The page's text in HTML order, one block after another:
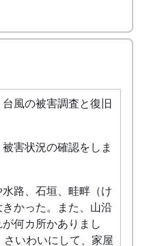
写真をアルバムとし
っちの方が見やすい
- 2011-10-16 大学生
で、お宮さんのふも
す。
曳山車（ひきやま）
をかけて、公会堂か
ります。みなさん、
う一つのお楽しみ、
白いんだ。すごく興
、秋祭の準備と宵宮
風の被害調査と復旧
害状況の確認をしま
路、石垣、畦畔（け
かった。また、山沿
何カ所かありまし
いわいにして、家屋